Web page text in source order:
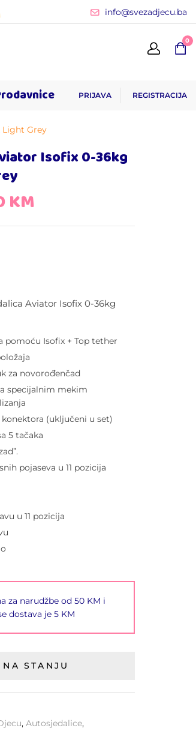
info@svezadjecu.ba
0
PRIJAVA REGISTRACIJA
Light Grey
Isofix 0-36kg
KM
Aviator Isofix 0-36kg
pomoću Isofix + Top tether
za novorođenčad
specijalnim mekim
(uključeni u set)
5 tačaka
pojaseva u 11 pozicija
u 11 pozicija
za narudžbe od 50 KM i
dostava je 5 KM
STANJU
,Autosjedalice,